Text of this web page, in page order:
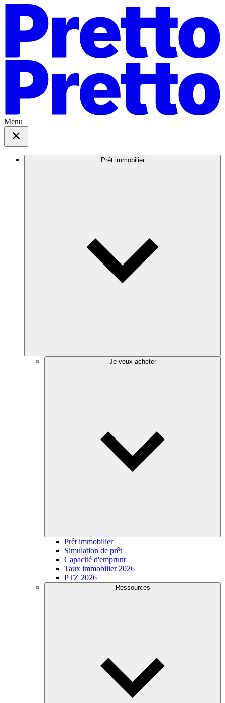
Menu
Prêt immobilier
Je veux acheter
Prêt immobilier
Simulation de prêt
Capacité d'emprunt
Taux immobilier 2026
PTZ 2026
Ressources